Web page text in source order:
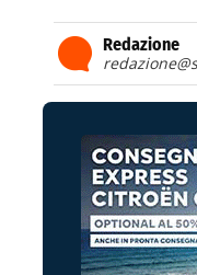
Redazione